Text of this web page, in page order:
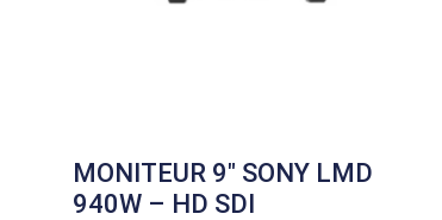
MONITEUR 9″ SONY LMD
940W – HD SDI